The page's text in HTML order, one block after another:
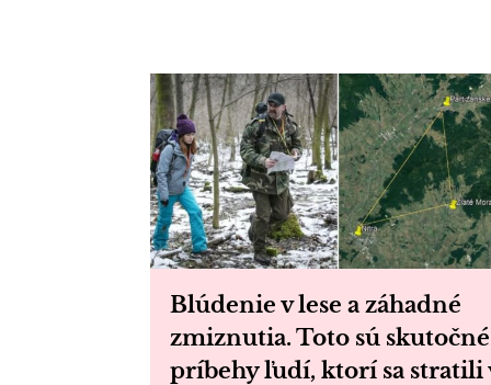
Blúdenie v lese a záhadné
zmiznutia. Toto sú skutočné
príbehy ľudí, ktorí sa stratili